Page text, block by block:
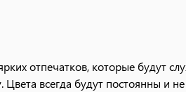
отпечатков, которые будут
всегда будут постоянны и